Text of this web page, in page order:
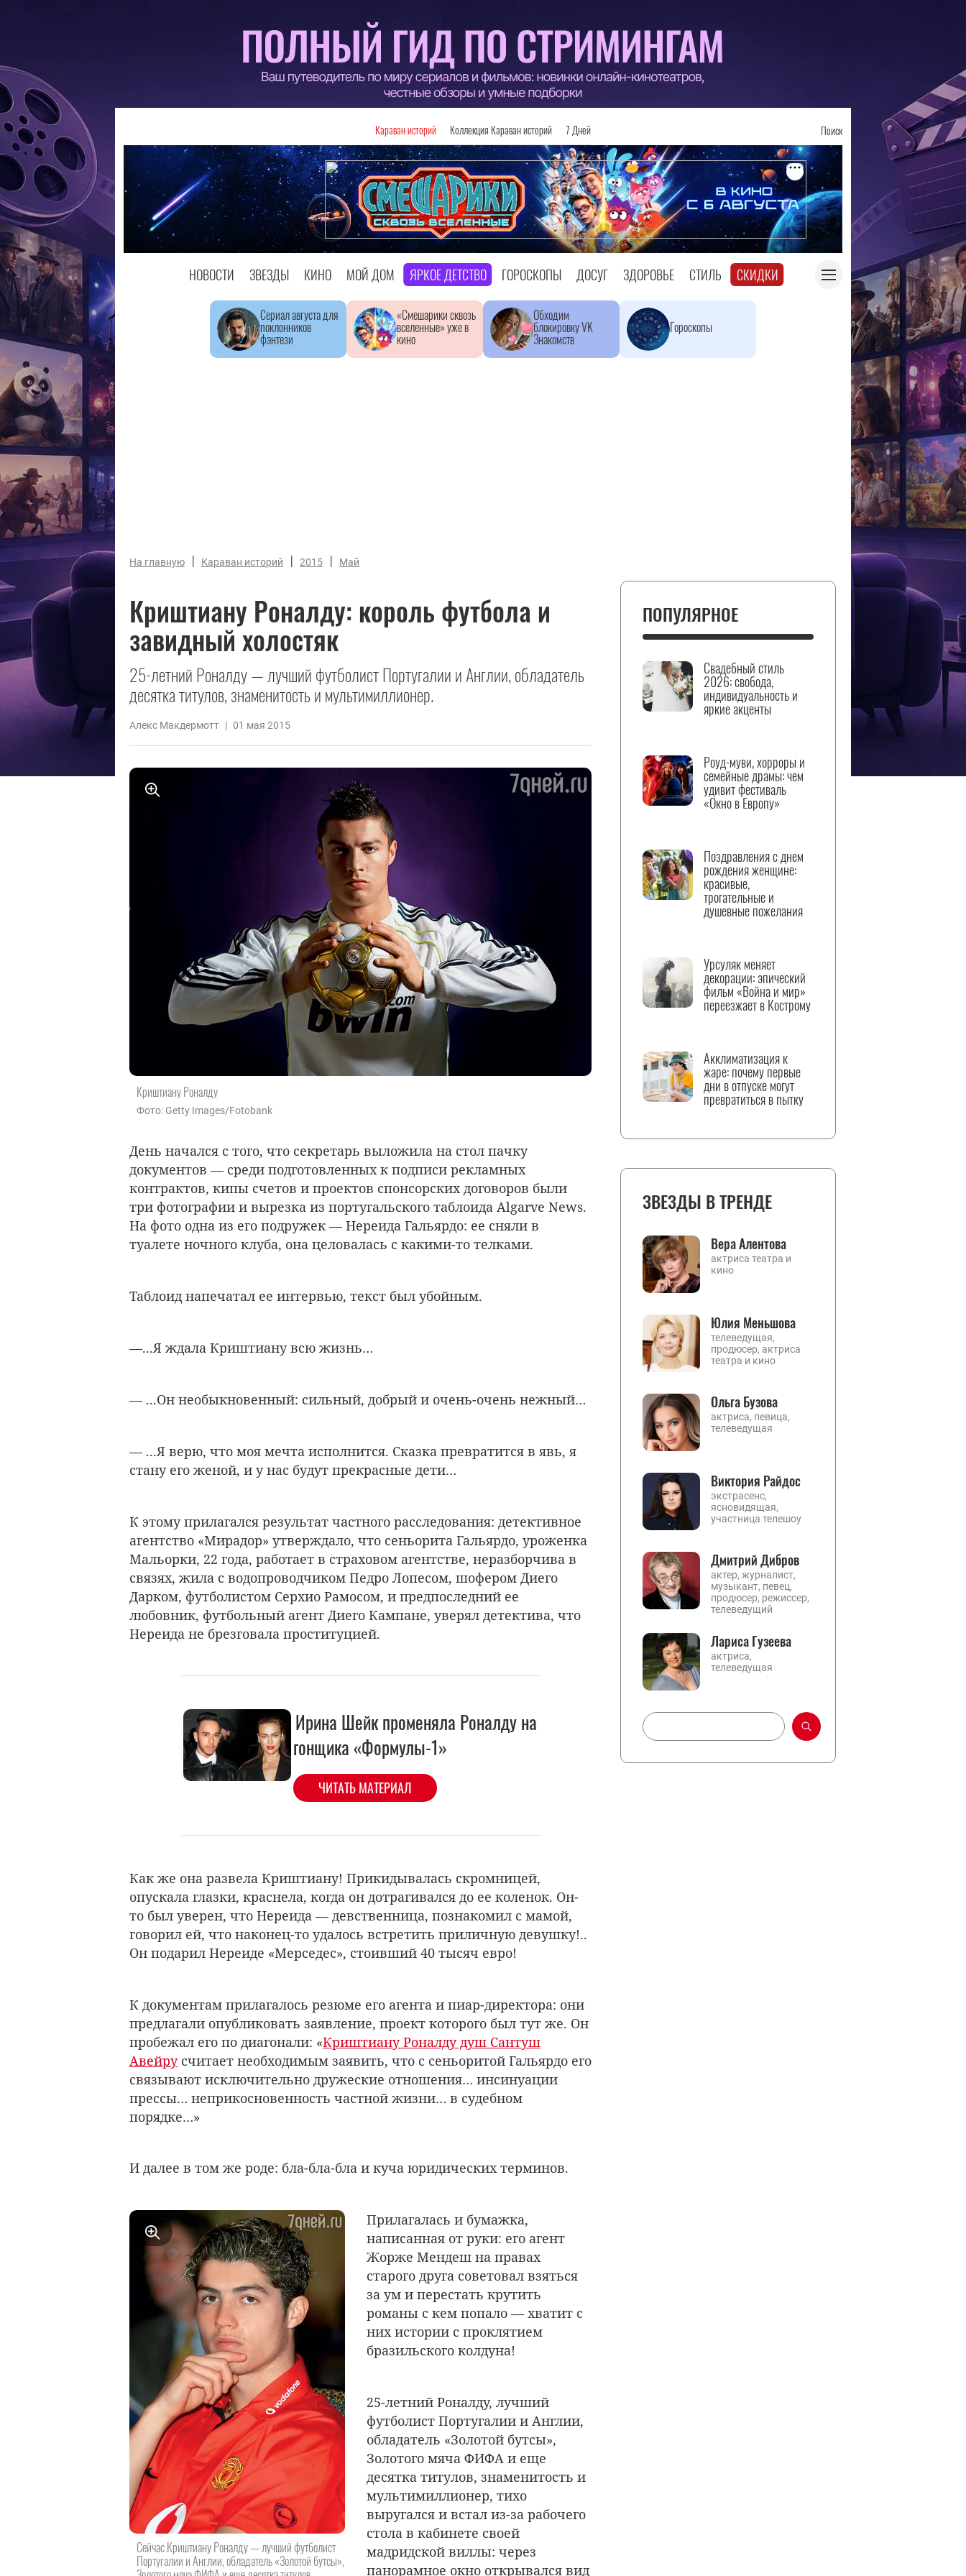
Караван историй Коллекция Караван историй 7 Дней Поиск
НОВОСТИ ЗВЕЗДЫ КИНО МОЙ ДОМ ЯРКОЕ ДЕТСТВО ГОРОСКОПЫ ДОСУГ ЗДОРОВЬЕ СТИЛЬ СКИДКИ
Сериал августа для
поклонников
фэнтези
«Смешарики сквозь
вселенные» уже в
кино
Обходим
блокировку VK
Знакомств
Гороскопы
На главную | Караван историй | 2015 | Май
Криштиану Роналду: король футбола и
завидный холостяк
25-летний Роналду — лучший футболист Португалии и Англии, обладатель
десятка титулов, знаменитость и мультимиллионер.
Алекс Макдермотт | 01 мая 2015
Криштиану Роналду
Фото: Getty Images/Fotobank
День начался с того, что секретарь выложила на стол пачку
документов — среди подготовленных к подписи рекламных
контрактов, кипы счетов и проектов спонсорских договоров были
три фотографии и вырезка из португальского таблоида Algarve News.
На фото одна из его подружек — Нереида Гальярдо: ее сняли в
туалете ночного клуба, она целовалась с какими-то телками.
Таблоид напечатал ее интервью, текст был убойным.
—...Я ждала Криштиану всю жизнь…
— ...Он необыкновенный: сильный, добрый и очень-очень нежный…
— ...Я верю, что моя мечта исполнится. Сказка превратится в явь, я
стану его женой, и у нас будут прекрасные дети…
К этому прилагался результат частного расследования: детективное
агентство «Мирадор» утверждало, что сеньорита Гальярдо, уроженка
Мальорки, 22 года, работает в страховом агентстве, неразборчива в
связях, жила с водопроводчиком Педро Лопесом, шофером Диего
Дарком, футболистом Серхио Рамосом, и предпоследний ее
любовник, футбольный агент Диего Кампане, уверял детектива, что
Нереида не брезговала проституцией.
Ирина Шейк променяла Роналду на
гонщика «Формулы-1»
ЧИТАТЬ МАТЕРИАЛ
Как же она развела Криштиану! Прикидывалась скромницей,
опускала глазки, краснела, когда он дотрагивался до ее коленок. Он-
то был уверен, что Нереида — девственница, познакомил с мамой,
говорил ей, что наконец-то удалось встретить приличную девушку!..
Он подарил Нереиде «Мерседес», стоивший 40 тысяч евро!
К документам прилагалось резюме его агента и пиар-директора: они
предлагали опубликовать заявление, проект которого был тут же. Он
пробежал его по диагонали: «Криштиану Роналду душ Сантуш
Авейрусчитает необходимым заявить, что с сеньоритой Гальярдо его
связывают исключительно дружеские отношения… инсинуации
прессы… неприкосновенность частной жизни… в судебном
порядке…»
И далее в том же роде: бла-бла-бла и куча юридических терминов.
Сейчас Криштиану Роналду — лучший футболист
Португалии и Англии, обладатель «Золотой бутсы»,
Прилагалась и бумажка,
написанная от руки: его агент
Жорже Мендеш на правах
старого друга советовал взяться
за ум и перестать крутить
романы с кем попало — хватит с
них истории с проклятием
бразильского колдуна!
25-летний Роналду, лучший
футболист Португалии и Англии,
обладатель «Золотой бутсы»,
Золотого мяча ФИФА и еще
десятка титулов, знаменитость и
мультимиллионер, тихо
выругался и встал из-за рабочего
стола в кабинете своей
мадридской виллы: через
панорамное окно открывался вид
ПОПУЛЯРНОЕ
Свадебный стиль
2026: свобода,
индивидуальность и
яркие акценты
Роуд-муви, хорроры и
семейные драмы: чем
удивит фестиваль
«Окно в Европу»
Поздравления с днем
рождения женщине:
красивые,
трогательные и
душевные пожелания
Урсуляк меняет
декорации: эпический
фильм «Война и мир»
переезжает в Кострому
Акклиматизация к
жаре: почему первые
дни в отпуске могут
превратиться в пытку
ЗВЕЗДЫ В ТРЕНДЕ
Вера Алентова
актриса театра и
кино
Юлия Меньшова
телеведущая,
продюсер, актриса
театра и кино
Ольга Бузова
актриса, певица,
телеведущая
Виктория Райдос
экстрасенс,
ясновидящая,
участница телешоу
Дмитрий Дибров
актер, журналист,
музыкант, певец,
продюсер, режиссер,
телеведущий
Лариса Гузеева
актриса,
телеведущая